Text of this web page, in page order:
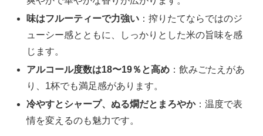
味はフルーティーで力強い ：搾りたてならではのジ
ューシー感とともに、しっかりとした米の旨味を感
じます。
アルコール度数は18〜19％と高め ：飲みごたえがあ
り、1杯でも満足感があります。
冷やすとシャープ、ぬる燗だとまろやか：温度で表
情を変えるのも魅力です。